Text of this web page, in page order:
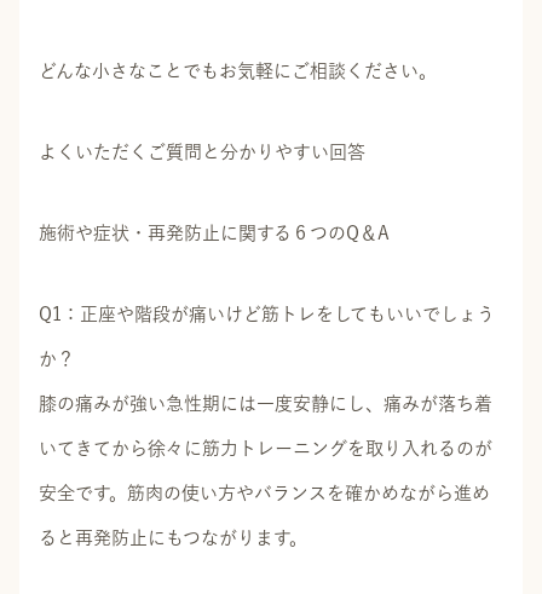
どんな小さなことでもお気軽にご相談ください。
よくいただくご質問と分かりやすい回答
施術や症状・再発防止に関する６つのQ＆A
Q1：正座や階段が痛いけど筋トレをしてもいいでしょう
か？
膝の痛みが強い急性期には一度安静にし、痛みが落ち着
いてきてから徐々に筋力トレーニングを取り入れるのが
安全です。筋肉の使い方やバランスを確かめながら進め
ると再発防止にもつながります。